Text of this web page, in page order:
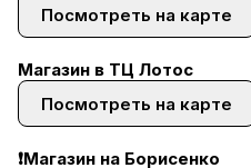
Посмотреть на карте
Магазин в ТЦ Лотос
Посмотреть на карте
❗Магазин на Борисенко